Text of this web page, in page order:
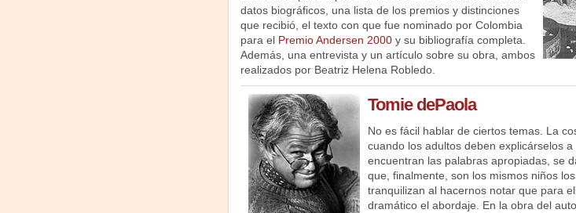
datos biográficos, una lista de los premios y distinciones
que recibió, el texto con que fue nominado por Colombia
para el Premio Andersen 2000 y su bibliografía completa.
Además, una entrevista y un artículo sobre su obra, ambos
realizados por Beatriz Helena Robledo.
Tomie dePaola
No es fácil hablar de ciertos temas. La
cuando los adultos deben explicárselos a
encuentran las palabras apropiadas, se
que, finalmente, son los mismos niños
tranquilizan al hacernos notar que para
dramático el abordaje. En la obra del